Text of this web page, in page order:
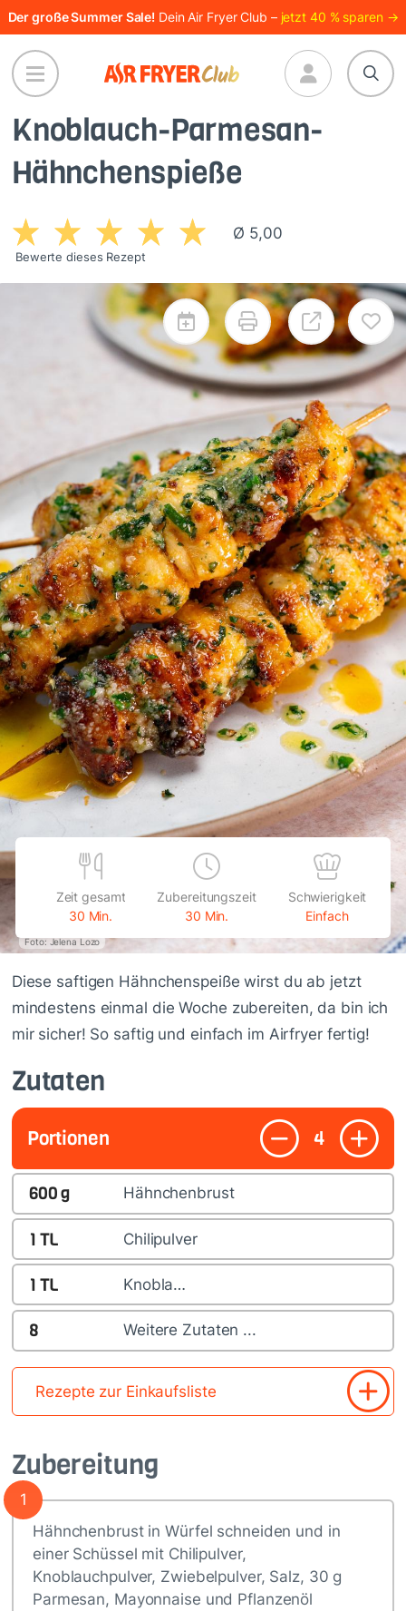
Direkt
zum
Inhalt
Der große Summer Sale! Dein Air Fryer Club – jetzt 40 % sparen →
Knoblauch-Parmesan-
Hähnchenspieße
Ø 5,00
Bewerte dieses Rezept
Foto: Jelena Lozo
Zeit gesamt
30 Min.
Zubereitungszeit
30 Min.
Schwierigkeit
Einfach
Zubereitung
1
Hähnchenbrust in Würfel schneiden und in
einer Schüssel mit Chilipulver,
Knoblauchpulver, Zwiebelpulver, Salz, 30 g
Parmesan, Mayonnaise und Pflanzenöl
Diese saftigen Hähnchenspeiße wirst du ab jetzt
mindestens einmal die Woche zubereiten, da bin ich
mir sicher! So saftig und einfach im Airfryer fertig!
Zutaten
Portionen 4
600g Hähnchenbrust
1 TL Chilipulver
1 TL Knobla…
8 Weitere Zutaten ...
Rezepte zur Einkaufsliste